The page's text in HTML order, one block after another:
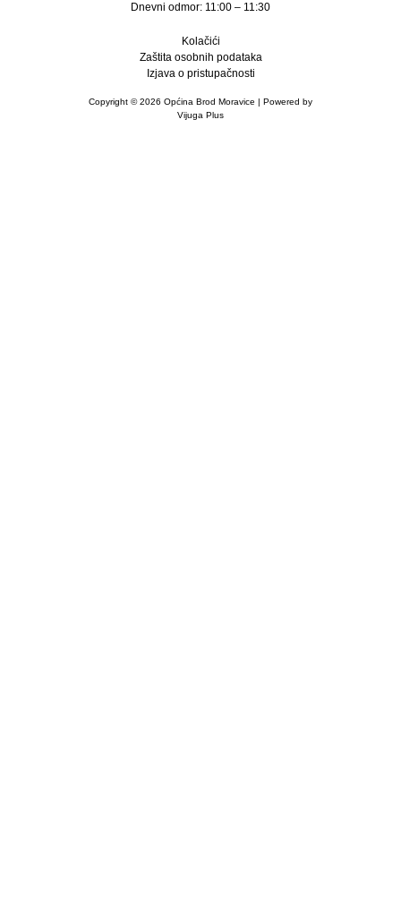
Dnevni odmor: 11:00 – 11:30
Kolačići
Zaštita osobnih podataka
Izjava o pristupačnosti
Copyright © 2026 Općina Brod Moravice | Powered by
Vijuga Plus